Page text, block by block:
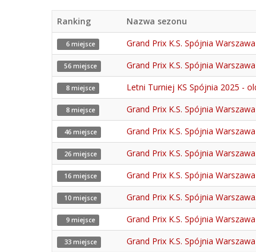
Ranking Nazwa sezonu
6 miejsce Grand Prix K.S. Spójnia
56 miejsce Grand Prix K.S. Spójnia
8 miejsce Letni Turniej KS Spójnia 2025 -
8 miejsce Grand Prix K.S. Spójnia
46 miejsce Grand Prix K.S. Spójnia
26 miejsce Grand Prix K.S. Spójnia
16 miejsce Grand Prix K.S. Spójnia
10 miejsce Grand Prix K.S. Spójnia
9 miejsce Grand Prix K.S. Spójnia
33 miejsce Grand Prix K.S. Spójnia